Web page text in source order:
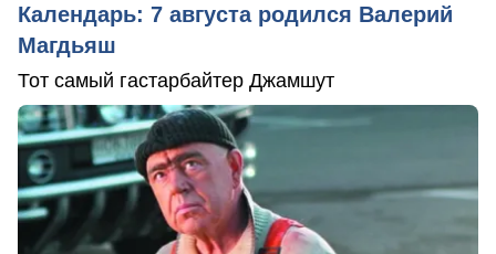
Календарь: 7 августа родился Валерий
Магдьяш
Тот самый гастарбайтер Джамшут